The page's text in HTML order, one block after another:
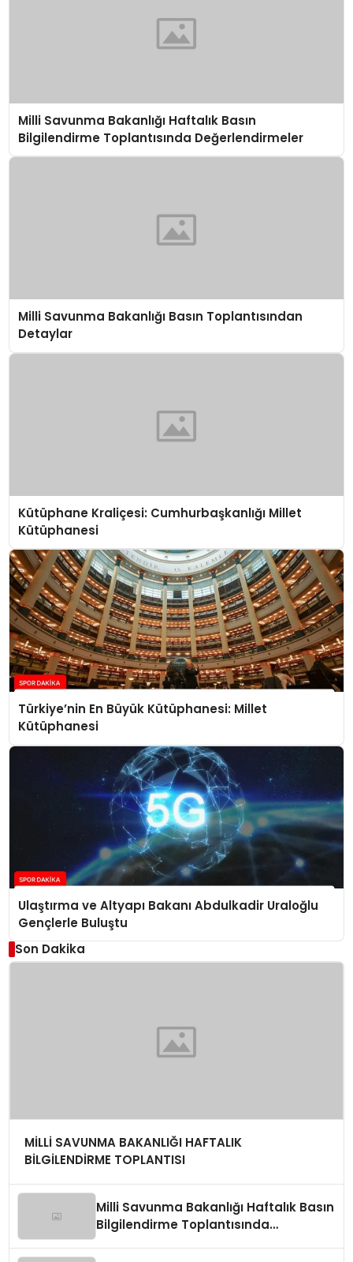
Milli Savunma Bakanlığı Haftalık Basın
Bilgilendirme Toplantısında Değerlendirmeler
Milli Savunma Bakanlığı Basın Toplantısından
Detaylar
Kütüphane Kraliçesi: Cumhurbaşkanlığı Millet
Kütüphanesi
Türkiye’nin En Büyük Kütüphanesi: Millet
Kütüphanesi
Ulaştırma ve Altyapı Bakanı Abdulkadir Uraloğlu
Gençlerle Buluştu
Son Dakika
MİLLİ SAVUNMA BAKANLIĞI HAFTALIK
BİLGİLENDİRME TOPLANTISI
Milli Savunma Bakanlığı Haftalık Basın
Bilgilendirme Toplantısında